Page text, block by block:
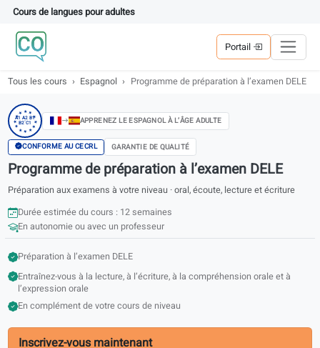
Cours de langues pour adultes
Portail
Espagnol Programme de préparation à l’examen
★★★
★
★
★
★
★
★
★
★★
A1 A2 B1
B2 C1
CONFORME AU CECRL GARANTIE DE QUALITÉ
Programme de préparation à l’examen DELE
Préparation aux examens à votre niveau · oral, écoute, lecture et
Durée estimée du cours : 12 semaines
En autonomie ou avec un professeur
Préparation à l’examen DELE
Entraînez-vous à la lecture, à l’écriture, à la compréhension orale et
En complément de votre cours de niveau